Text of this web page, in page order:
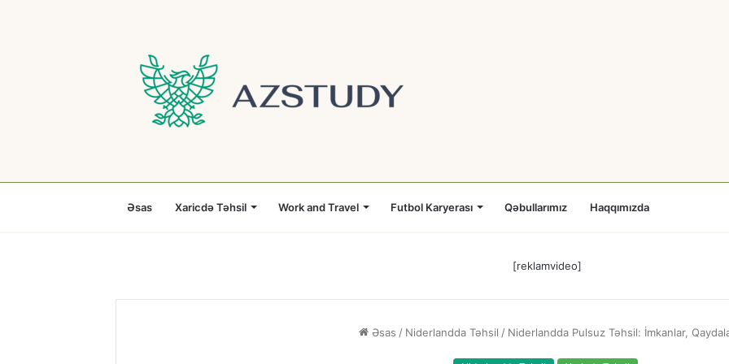
Əsas Xaricdə Təhsil Work and Travel Futbol Karyerası Qəbullarımız Haqqımızda
[reklamvideo]
Əsas / Niderlandda Təhsil / Niderlandda Pulsuz Təhsil: İmkanlar,